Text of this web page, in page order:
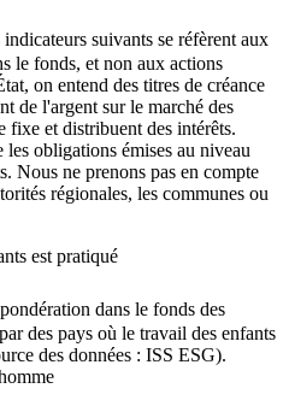
indicateurs suivants se réfèrent aux
le fonds, et non aux actions
on entend des titres de créance
de l'argent sur le marché des
fixe et distribuent des intérêts.
obligations émises au niveau
Nous ne prenons pas en compte
régionales, les communes ou
est pratiqué
dans le fonds des
des pays où le travail des enfants
des données : ISS ESG).